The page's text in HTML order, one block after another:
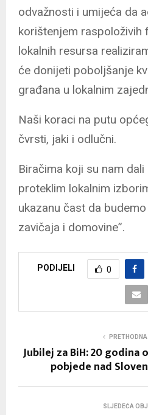
odvažnosti i umijeća da
korištenjem raspoloživih
lokalnih resursa
će donijeti poboljšanje
građana u lokalnim
Naši koraci na putu
čvrsti, jaki i odlučni.
Biračima koji su nam
proteklim lokalnim
ukazanu čast da
zavičaja i domovine”.
PODIJELI 0
Jubilej za BiH: 20 godina
pobjede nad
SLJEDEĆA